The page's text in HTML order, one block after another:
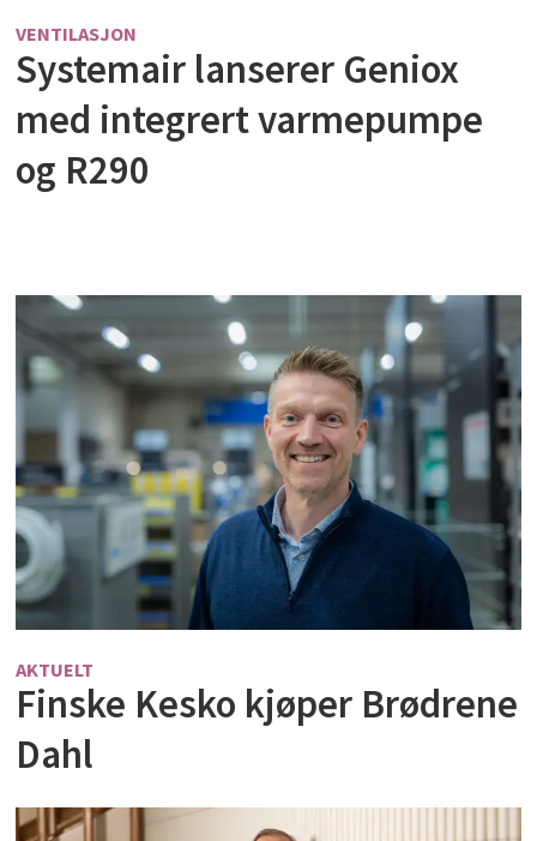
VENTILASJON
Systemair lanserer Geniox
med integrert varmepumpe
og R290
AKTUELT
Finske Kesko kjøper Brødrene
Dahl